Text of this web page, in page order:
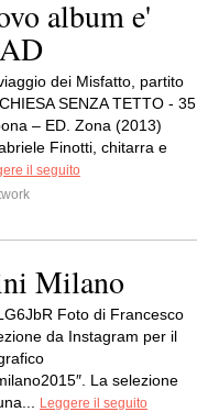
album e'
dei Misfatto, partito
SENZA TETTO - 35
– ED. Zona (2013)
Finotti, chitarra e
il seguito
Milano
Foto di Francesco
da Instagram per il
La selezione
Leggere il seguito